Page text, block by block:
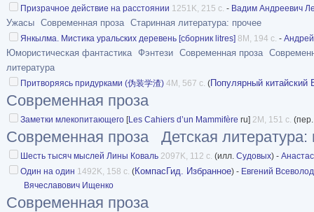
Призрачное действие на расстоянии 1251K, 215 с. - Вадим Андреевич
Ужасы Современная проза Старинная литература: прочее
Янкылма. Мистика уральских деревень [сборник litres] 8M, 194 с. -
Юмористическая фантастика Фэнтези Современная проза
литература
Притворяясь придурками (伪装学渣) 4M, 567 с. (Популярный китайский
Современная проза
Заметки млекопитающего [Les Cahiers d’un Mammifère ru] 2M, 151 с.
Современная проза Детская литература:
Шесть тысяч мыслей Лины Коваль 2097K, 112 с. (илл. Судовых) -
Один на один 1492K, 158 с. (КомпасГид. Избранное) - Евгений
Вячеславович Ищенко
Современная проза